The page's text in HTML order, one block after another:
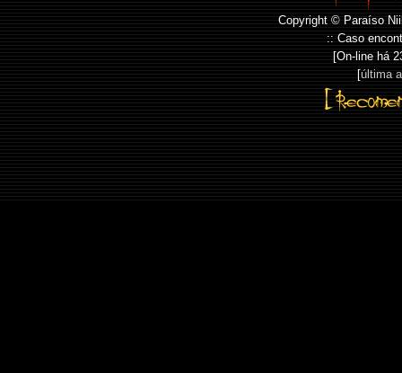
Copyright © Paraíso
:: Caso
[On-line há
[última